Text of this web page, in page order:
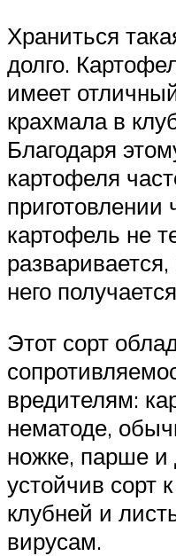
Храниться
долго.
имеет
крахмала в
Благодаря
картофеля
приготовлении
картофель не
него
Этот сорт
вредителям:
нематоде,
ножке, парше
устойчив сорт
клубней и
вирусам.